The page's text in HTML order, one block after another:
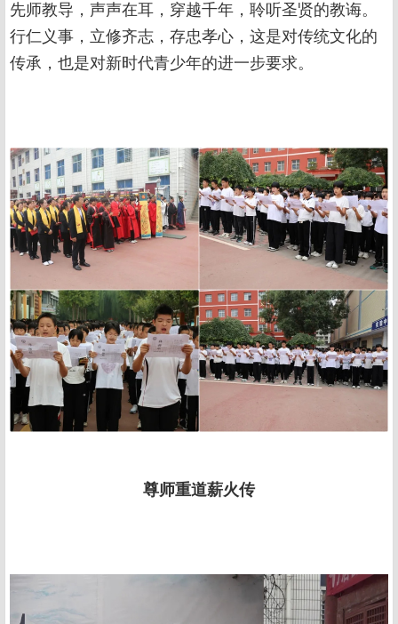
先师教导，声声在耳，穿越千年，聆听圣贤的教诲。
行仁义事，立修齐志，存忠孝心，这是对传统文化的
传承，也是对新时代青少年的进一步要求。
尊师重道薪火传